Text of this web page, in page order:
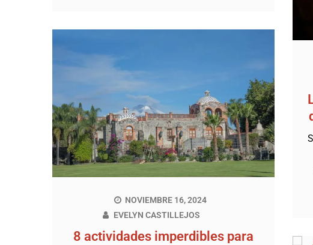
NOVIEMBRE 16, 2024
EVELYN CASTILLEJOS
8 actividades imperdibles para